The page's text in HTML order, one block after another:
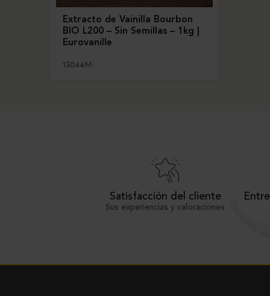
Extracto de Vainilla Bourbon
BIO L200 – Sin Semillas – 1kg |
Eurovanille
13044M
Satisfacción del cliente
Sus experiencias y valoraciones